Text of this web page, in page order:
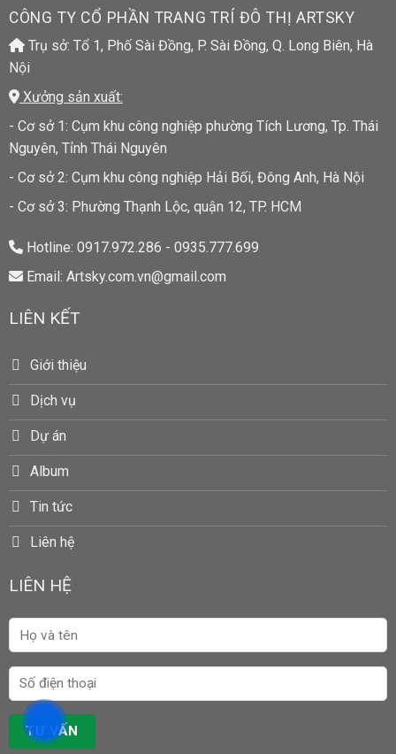
CÔNG TY CỔ PHẦN TRANG TRÍ ĐÔ THỊ ARTSKY
Trụ sở: Tổ 1, Phố Sài Đồng, P. Sài Đồng, Q. Long Biên, Hà
Nội
Xưởng sản xuất:
- Cơ sở 1: Cụm khu công nghiệp phường Tích Lương, Tp. Thái
Nguyên, Tỉnh Thái Nguyên
- Cơ sở 2: Cụm khu công nghiệp Hải Bối, Đông Anh, Hà Nội
- Cơ sở 3: Phường Thạnh Lộc, quận 12, TP. HCM
Hotline: 0917.972.286 - 0935.777.699
Email: Artsky.com.vn@gmail.com
LIÊN KẾT
Giới thiệu
Dịch vụ
Dự án
Album
Tin tức
Liên hệ
LIÊN HỆ